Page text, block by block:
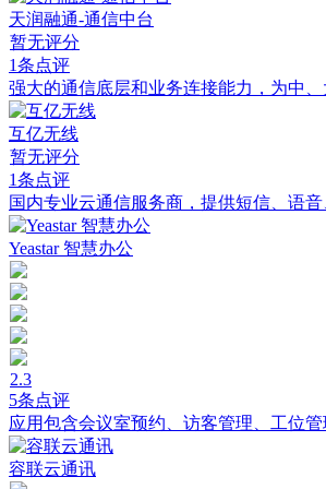
天润融通-通信中台
暂无评分
1条点评
强大的通信底层和业务连接能力，为中
互亿无线
暂无评分
1条点评
国内专业云通信服务商，提供短信、语音
Yeastar 智慧办公
2.3
5条点评
应用包含会议室预约、访客管理、工位
容联云通讯